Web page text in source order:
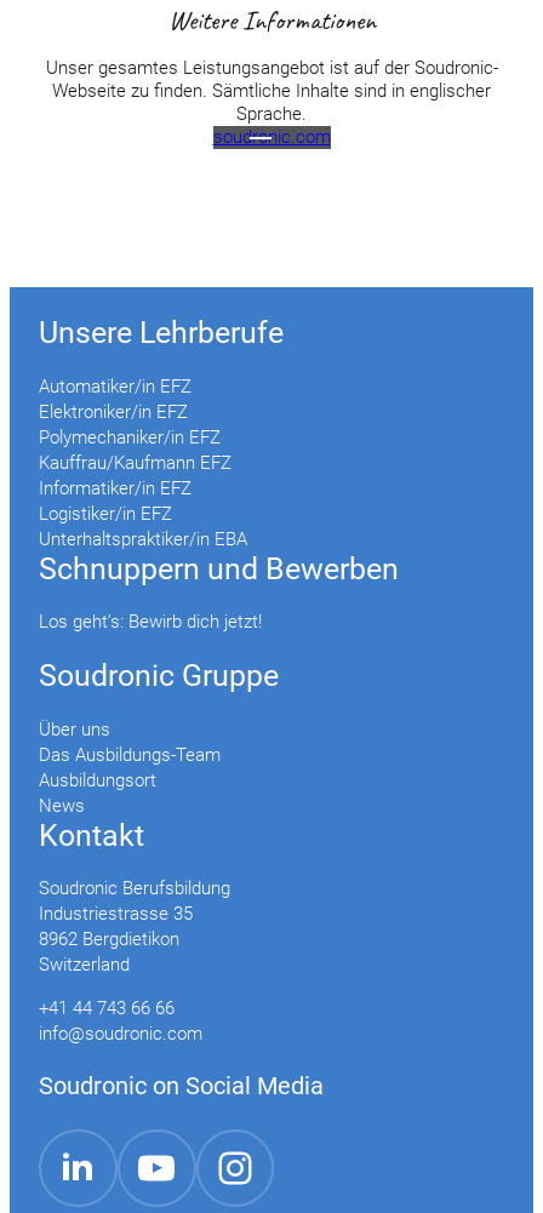
Weitere Informationen
Unser gesamtes Leistungsangebot ist auf der Soudronic-
Webseite zu finden. Sämtliche Inhalte sind in englischer
Sprache.
soudronic.com
Unsere Lehrberufe
Automatiker/in EFZ
Elektroniker/in EFZ
Polymechaniker/in EFZ
Kauffrau/Kaufmann EFZ
Informatiker/in EFZ
Logistiker/in EFZ
Unterhaltspraktiker/in EBA
Schnuppern und Bewerben
Los geht’s: Bewirb dich jetzt!
Soudronic Gruppe
Über uns
Das Ausbildungs-Team
Ausbildungsort
News
Kontakt
Soudronic Berufsbildung
Industriestrasse 35
8962 Bergdietikon
Switzerland
+41 44 743 66 66
info@soudronic.com
Soudronic on Social Media
LinkedIn
YouTube Instagram